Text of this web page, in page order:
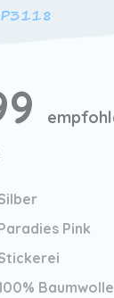
Pink
Baumwolle